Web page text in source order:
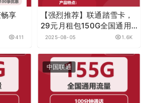
享
411
【强烈推荐】联通踏雪卡，
29元月租包150G全国通用
流量+300分钟+两个热门会
2025-08-05 1.6K
中国联通